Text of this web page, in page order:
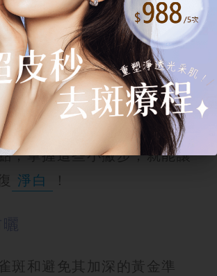
改善雀斑呢？注意6大要
斑或改善已有的雀斑困擾，
膚、飲食到生活習慣多方面
六個重要的
與預防雀
，掌握這些小撇步，就能讓
淨白 ！
斑和避免其加深的黃金準